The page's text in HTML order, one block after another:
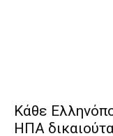
Κάθε
ΗΠΑ